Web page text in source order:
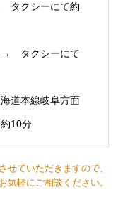
タクシーにて約
→ タクシーにて
道本線岐阜方面
10分
ていただきますので、
お気軽にご相談ください。